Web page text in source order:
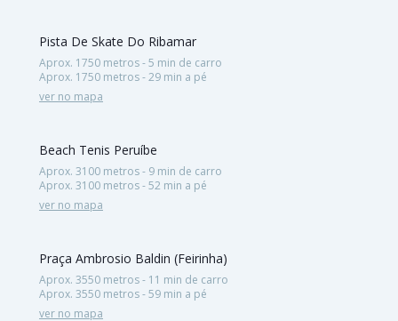
Pista De Skate Do Ribamar
Aprox. 1750 metros - 5 min de carro
Aprox. 1750 metros - 29 min a pé
ver no mapa
Beach Tenis Peruíbe
Aprox. 3100 metros - 9 min de carro
Aprox. 3100 metros - 52 min a pé
ver no mapa
Praça Ambrosio Baldin (Feirinha)
Aprox. 3550 metros - 11 min de carro
Aprox. 3550 metros - 59 min a pé
ver no mapa